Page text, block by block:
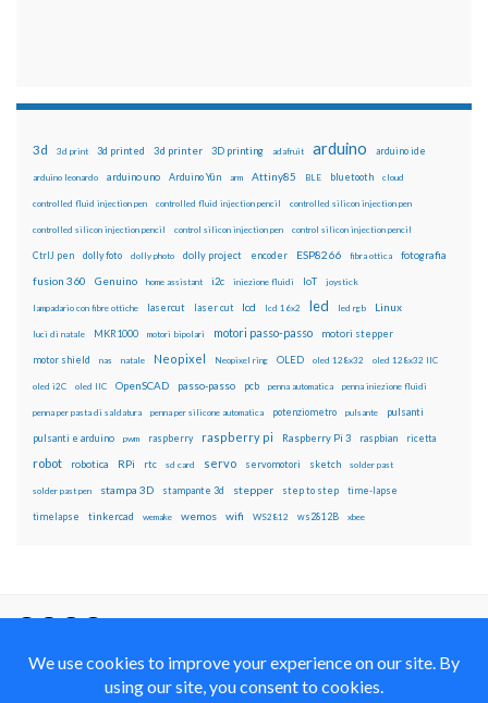
3d 3d print 3d printed 3d printer 3D printing adafruit arduino arduino ide
arduino leonardo arduino uno Arduino Yún arm Attiny85 BLE bluetooth cloud
controlled fluid injection pen controlled fluid injection pencil controlled silicon injection pen
controlled silicon injection pencil control silicon injection pen control silicon injection pencil
CtrlJ pen dolly foto dolly photo dolly project encoder ESP8266 fibra ottica fotografia
fusion 360 Genuino home assistant i2c iniezione fluidi IoT joystick
lampadario con fibre ottiche lasercut laser cut lcd lcd 16x2 led led rgb Linux
luci di natale MKR1000 motori bipolari motori passo-passo motori stepper
motor shield nas natale Neopixel Neopixel ring OLED oled 128x32 oled 128x32 IIC
oled i2C oled IIC OpenSCAD passo-passo pcb penna automatica penna iniezione fluidi
penna per pasta di saldatura penna per silicone automatica potenziometro pulsante pulsanti
pulsanti e arduino pwm raspberry raspberry pi Raspberry Pi 3 raspbian ricetta
robot robotica RPi rtc sd card servo servomotori sketch solder past
solder past pen stampa 3D stampante 3d stepper step to step time-lapse
timelapse tinkercad wemake wemos wifi WS2812 ws2812B xbee
Alike 4.0 International